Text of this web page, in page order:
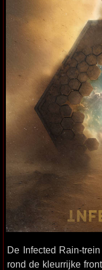
De Infected Rain-
rond de kleurrijke